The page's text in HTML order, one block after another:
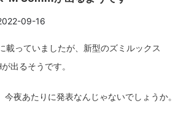
09-16
載っていましたが、新型のズミルックス
出るそうです。
今夜あたりに発表なんじゃないでしょうか。